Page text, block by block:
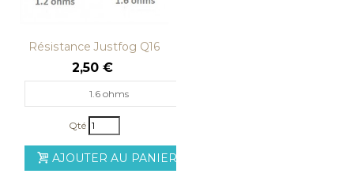
Résistance Justfog Q16
Q14 G14 C14
2,50 €
1.6 ohms
Qté
AJOUTER AU PANIER